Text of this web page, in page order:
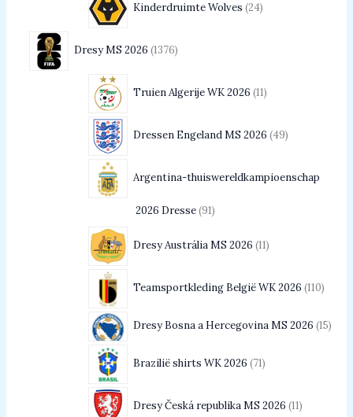
Kinderdruimte Wolves 24
Dresy MS 2026 1376
Truien Algerije WK 2026 11
Dressen Engeland MS 2026 49
Argentina-thuiswereldkampioenschap
2026 Dresse 91
Dresy Austrália MS 2026 11
Teamsportkleding België WK 2026 110
Dresy Bosna a Hercegovina MS 2026 15
Brazilië shirts WK 2026 71
Dresy Česká republika MS 2026 11